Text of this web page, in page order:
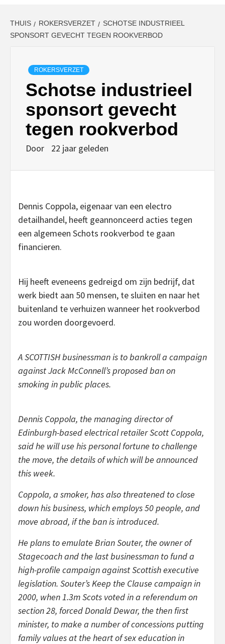
THUIS ROKERSVERZET
SCHOTSE INDUSTRIEEL
SPONSORT GEVECHT TEGEN ROOKVERBOD
ROKERSVERZET
Schotse industrieel
sponsort gevecht
tegen rookverbod
Door 22 jaar geleden
Dennis Coppola, eigenaar van een electro
detailhandel, heeft geannonceerd acties tegen
een algemeen Schots rookverbod te gaan
financieren.
Hij heeft eveneens gedreigd om zijn bedrijf, dat
werk biedt aan 50 mensen, te sluiten en naar het
buitenland te verhuizen wanneer het rookverbod
zou worden doorgevoerd.
A SCOTTISH businessman is to bankroll a campaign
against Jack McConnell’s proposed ban on
smoking in public places.
Dennis Coppola, the managing director of
Edinburgh-based electrical retailer Scott Coppola,
said he will use his personal fortune to challenge
the move, the details of which will be announced
this week.
Coppola, a smoker, has also threatened to close
down his business, which employs 50 people, and
move abroad, if the ban is introduced.
He plans to emulate Brian Souter, the owner of
Stagecoach and the last businessman to fund a
high-profile campaign against Scottish executive
legislation. Souter’s Keep the Clause campaign in
2000, when 1.3m Scots voted in a referendum on
section 28, forced Donald Dewar, the then first
minister, to make a number of concessions putting
family values at the heart of sex education in